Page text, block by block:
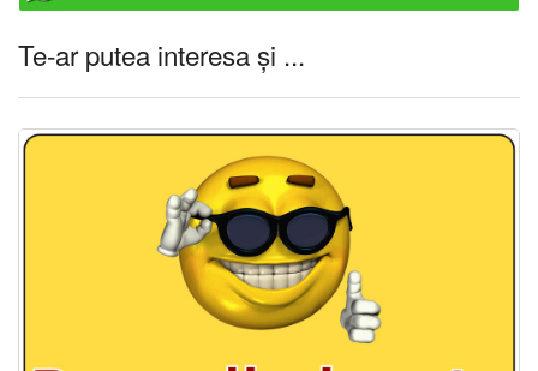
Te-ar putea interesa și ...